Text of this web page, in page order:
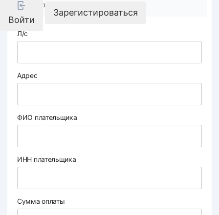
Войти
Зарегистироваться
Реквизиты компании
Л/с
Адрес
ФИО плательщика
ИНН плательщика
Сумма оплаты